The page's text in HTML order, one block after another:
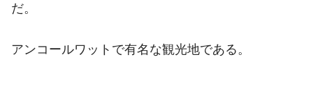
だ。
アンコールワットで有名な観光地である。